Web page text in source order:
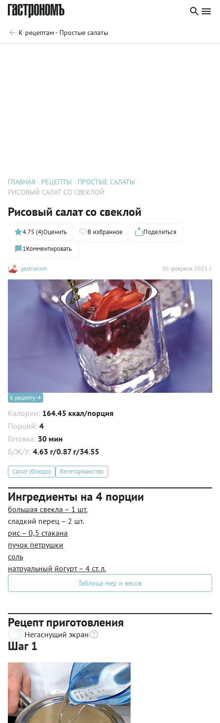
К рецептам - Простые салаты
ГЛАВНАЯ РЕЦЕПТЫ
ПРОСТЫЕ САЛАТЫ
РИСОВЫЙ САЛАТ СО СВЕКЛОЙ
Рисовый салат со свеклой
gastronom 05 февраля 2025 г.
4.75 (4)Оценить В избранное
Поделиться
1Комментировать
К рецепту
Калории: 164.45 ккал/порция
Порций: 4
Готовка: 30 мин
Б/Ж/У: 4.63 г/0.87 г/34.55
Салат (блюдо) Вегетарианство
Ингредиенты на 4 порции
большая свекла – 1 шт.
сладкий перец – 2 шт.
рис – 0,5 стакана
пучок петрушки
соль
натруальный йогурт – 4 ст. л.
Таблица мер и весов
Рецепт приготовления
Негаснущий экран
Шаг 1